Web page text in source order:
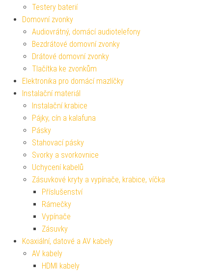
Testery baterií
Domovní zvonky
Audiovrátný, domácí audiotelefony
Bezdrátové domovní zvonky
Drátové domovní zvonky
Tlačítka ke zvonkům
Elektronika pro domácí mazlíčky
Instalační materiál
Instalační krabice
Pájky, cín a kalafuna
Pásky
Stahovací pásky
Svorky a svorkovnice
Uchycení kabelů
Zásuvkové kryty a vypínače, krabice, víčka
Příslušenství
Rámečky
Vypínače
Zásuvky
Koaxiální, datové a AV kabely
AV kabely
HDMI kabely